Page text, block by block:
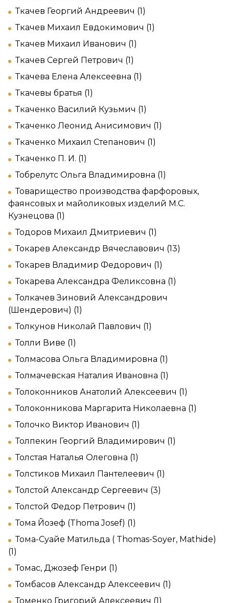
Ткачев Георгий Андреевич (1)
Ткачев Михаил Евдокимович (1)
Ткачев Михаил Иванович (1)
Ткачев Сергей Петрович (1)
Ткачева Елена Алексеевна (1)
Ткачевы братья (1)
Ткаченко Василий Кузьмич (1)
Ткаченко Леонид Анисимович (1)
Ткаченко Михаил Степанович (1)
Ткаченко П. И. (1)
Тобрелутс Ольга Владимировна (1)
Товарищество производства фарфоровых,
фаянсовых и майоликовых изделий М.С.
Кузнецова (1)
Тодоров Михаил Дмитриевич (1)
Токарев Александр Вячеславович (13)
Токарев Владимир Федорович (1)
Токарева Александра Феликсовна (1)
Толкачев Зиновий Александрович
(Шендерович) (1)
Толкунов Николай Павлович (1)
Толли Виве (1)
Толмасова Ольга Владимировна (1)
Толмачевская Наталия Ивановна (1)
Толоконников Анатолий Алексеевич (1)
Толоконникова Маргарита Николаевна (1)
Толочко Виктор Иванович (1)
Толпекин Георгий Владимирович (1)
Толстая Наталья Олеговна (1)
Толстиков Михаил Пантелеевич (1)
Толстой Александр Сергеевич (3)
Толстой Федор Петрович (1)
Тома Йозеф (Thoma Josef) (1)
Тома-Суайе Матильда ( Thomas-Soyer, Mathide)
(1)
Томас, Джозеф Генри (1)
Томбасов Александр Алексеевич (1)
Томенко Григорий Алексеевич (1)